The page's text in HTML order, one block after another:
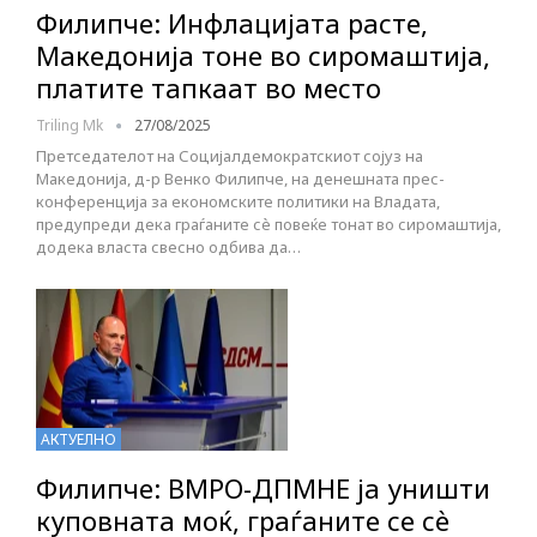
Филипче: Инфлацијата расте,
Македонија тоне во сиромаштија,
платите тапкаат во место
Triling Mk 27/08/2025
Претседателот на Социјалдемократскиот сојуз на
Македонија, д-р Венко Филипче, на денешната прес-
конференција за економските политики на Владата,
предупреди дека граѓаните сè повеќе тонат во сиромаштија,
додека власта свесно одбива да…
АКТУЕЛНО
Филипче: ВМРО-ДПМНЕ ја уништи
куповната моќ, граѓаните се сѐ